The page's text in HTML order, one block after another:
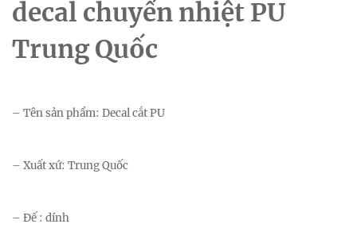
decal chuyển nhiệt PU
Trung Quốc
– Tên sản phẩm: Decal cắt PU
– Xuất xứ: Trung Quốc
– Đế : dính